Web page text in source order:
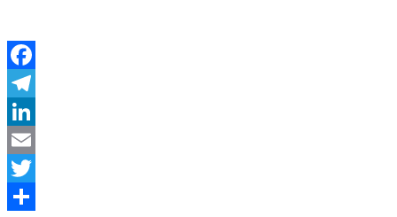
Facebook
Telegram
LinkedIn
Email
Twitter